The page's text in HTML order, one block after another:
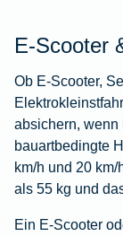
E-Scooter
Ob E-Scooter,
absichern, wenn
bauartbedingte
km/h und 20
als 55 kg und
Ein E-Scooter